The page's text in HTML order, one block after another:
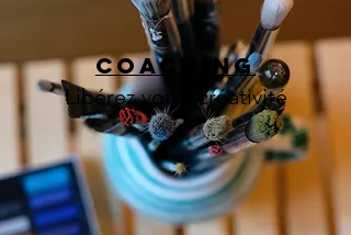
COACHING
Libérez votre créativité